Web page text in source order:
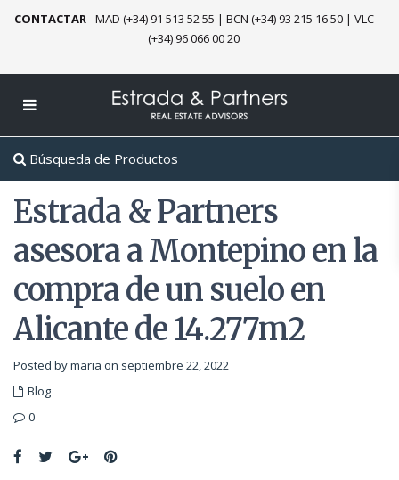
CONTACTAR-MAD (+34) 91 513 52 55 | BCN (+34) 93 215 16 50| VLC
(+34) 96 066 00 20
Búsqueda de Productos
Estrada & Partners
asesora a Montepino en la
compra de un suelo en
Alicante de 14.277m2
Posted by maria on septiembre 22, 2022
Blog
0